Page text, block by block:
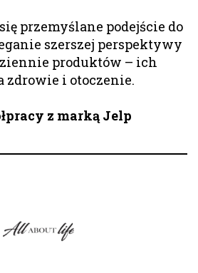
przemyślane podejście do
szerszej perspektywy
produktów – ich
zdrowie i otoczenie.
z marką Jelp